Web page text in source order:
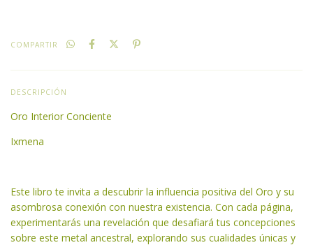
COMPARTIR
DESCRIPCIÓN
Oro Interior Conciente
Ixmena
Este libro te invita a descubrir la influencia positiva del Oro y su
asombrosa conexión con nuestra existencia. Con cada página,
experimentarás una revelación que desafiará tus concepciones
sobre este metal ancestral, explorando sus cualidades únicas y